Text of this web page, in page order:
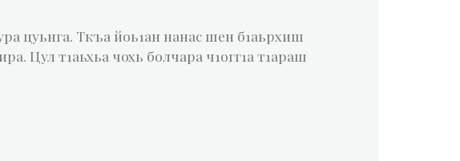
цуьнга. Ткъа йоь1ан нанас шен б1аьрхиш
Цул т1аьхьа чохь болчара ч1огг1а т1араш